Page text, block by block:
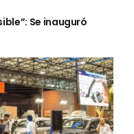
Se inauguró